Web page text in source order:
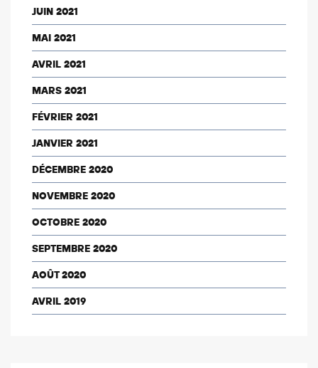
JUIN 2021
MAI 2021
AVRIL 2021
MARS 2021
FÉVRIER 2021
JANVIER 2021
DÉCEMBRE 2020
NOVEMBRE 2020
OCTOBRE 2020
SEPTEMBRE 2020
AOÛT 2020
AVRIL 2019